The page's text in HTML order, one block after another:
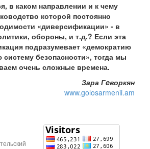
в каком направлении и к чему
которой постоянно
«диверсификации» - в
обороны, и т.д.? Если эта
подразумевает «демократию
систему безопасности», тогда мы
очень сложные времена.
Зара Гeворкян
www.golosarmenii.am